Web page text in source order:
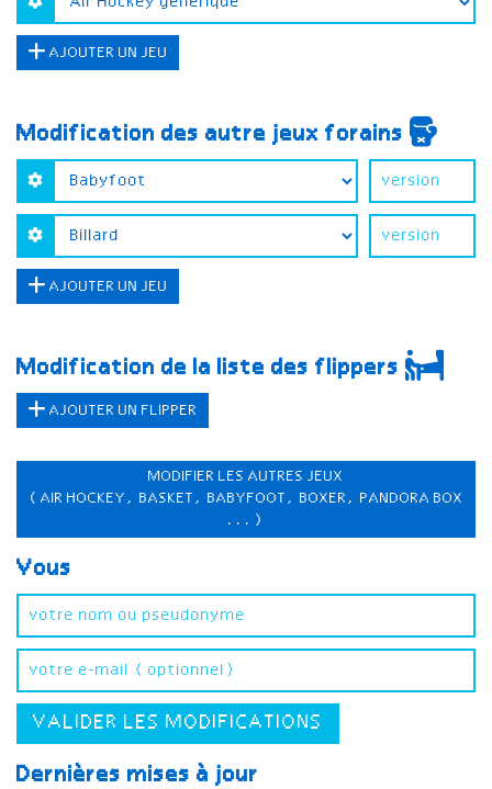
AJOUTER UN JEU
Modification des autre jeux forains
AJOUTER UN JEU
Modification de la liste des flippers
AJOUTER UN FLIPPER
MODIFIER LES AUTRES JEUX
(AIR HOCKEY, BASKET, BABYFOOT, BOXER, PANDORA BOX
...)
Vous
VALIDER LES MODIFICATIONS
Dernières mises à jour